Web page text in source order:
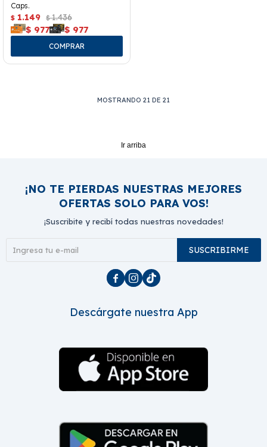
Caps.
$ 1.149 $ 1.436
$ 977 $ 977
MOSTRANDO 21 DE 21
Ir arriba
¡NO TE PIERDAS NUESTRAS MEJORES
OFERTAS SOLO PARA VOS!
¡Suscribite y recibí todas nuestras novedades!
SUSCRIBIRME
  
Descárgate nuestra App